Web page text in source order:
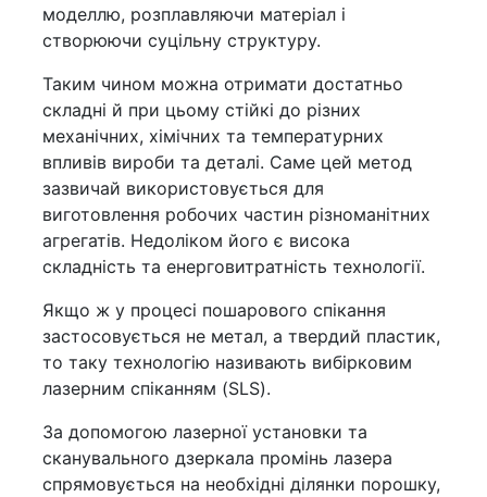
моделлю, розплавляючи матеріал і
створюючи суцільну структуру.
Таким чином можна отримати достатньо
складні й при цьому стійкі до різних
механічних, хімічних та температурних
впливів вироби та деталі. Саме цей метод
зазвичай використовується для
виготовлення робочих частин різноманітних
агрегатів. Недоліком його є висока
складність та енерговитратність технології.
Якщо ж у процесі пошарового спікання
застосовується не метал, а твердий пластик,
то таку технологію називають вибірковим
лазерним спіканням (SLS).
За допомогою лазерної установки та
сканувального дзеркала промінь лазера
спрямовується на необхідні ділянки порошку,